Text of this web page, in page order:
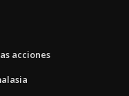
acciones